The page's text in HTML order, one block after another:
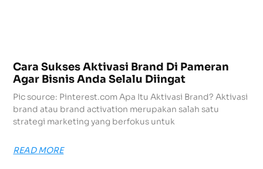
Cara Sukses Aktivasi Brand Di Pameran
Agar Bisnis Anda Selalu Diingat
Pic source: Pinterest.com Apa Itu Aktivasi Brand? Aktivasi
brand atau brand activation merupakan salah satu
strategi marketing yang berfokus untuk
READ MORE